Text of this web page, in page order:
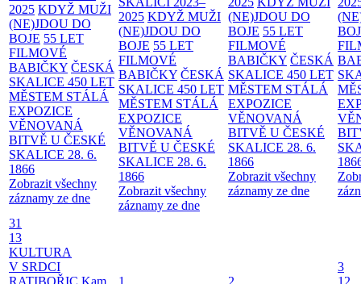
2025 KDYŽ MUŽI
(NE)JDOU DO
BOJE 55 LET
FILMOVÉ
BABIČKY ČESKÁ
SKALICE 450 LET
MĚSTEM STÁLÁ
EXPOZICE
VĚNOVANÁ
BITVĚ U ČESKÉ
SKALICE 28. 6.
1866
Zobrazit všechny
záznamy ze dne
2025 KDYŽ MUŽI
(NE)JDOU DO
BOJE 55 LET
FILMOVÉ
BABIČKY ČESKÁ
SKALICE 450 LET
MĚSTEM STÁLÁ
EXPOZICE
VĚNOVANÁ
BITVĚ U ČESKÉ
SKALICE 28. 6.
1866
Zobrazit všechny
záznamy ze dne
(NE)JDOU DO
BOJE 55 LET
FILMOVÉ
BABIČKY ČESKÁ
SKALICE 450 LET
MĚSTEM STÁLÁ
EXPOZICE
VĚNOVANÁ
BITVĚ U ČESKÉ
SKALICE 28. 6.
1866
Zobrazit všechny
záznamy ze dne
31
13
KULTURA
V SRDCI
3